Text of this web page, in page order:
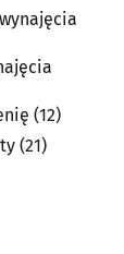
(12)
(21)